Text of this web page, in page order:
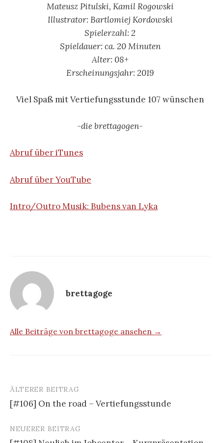
Mateusz Pitulski, Kamil Rogowski
Illustrator: Bartlomiej Kordowski
Spielerzahl: 2
Spieldauer: ca. 20 Minuten
Alter: 08+
Erscheinungsjahr: 2019
Viel Spaß mit Vertiefungsstunde 107 wünschen
-die brettagogen-
Abruf über iTunes
Abruf über YouTube
Intro/Outro Musik: Bubens van Lyka
brettagoge
Alle Beiträge von brettagoge ansehen →
Beitrags-
Navigation
ÄLTERER BEITRAG
[#106] On the road – Vertiefungsstunde
NEUERER BEITRAG